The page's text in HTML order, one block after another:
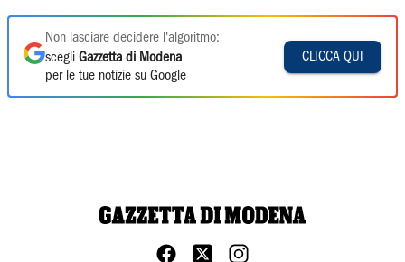
Non lasciare decidere l'algoritmo:
scegli Gazzetta di Modena
per le tue notizie su Google
CLICCA QUI